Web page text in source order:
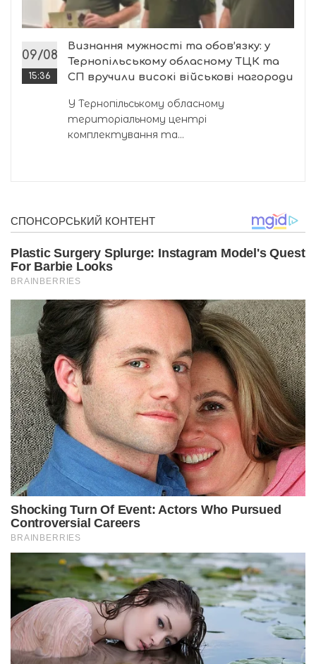
09/08
15:36
Визнання мужності та обов’язку: у
Тернопільському обласному ТЦК та
СП вручили високі військові нагороди
У Тернопільському обласному
територіальному центрі
комплектування та...